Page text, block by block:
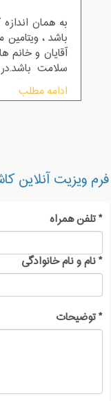
کرده اند.
به همان
باشد ،
آقایان و خانم
سلامت
نرسیدن
ریزش و در
ادامه مطلب
فرم ویزیت آنلاین
*تلفن همراه
*نام و نام خانوادگی
*توضیحات